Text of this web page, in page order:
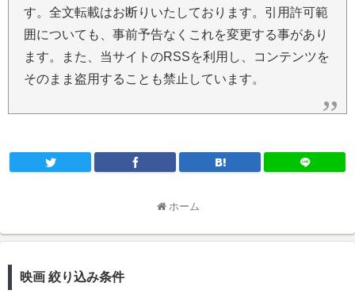
す。全文転載はお断りいたしております。引用許可範
囲についても、事前予告なくこれを変更する事があり
ます。また、当サイトのRSSを利用し、コンテンツを
そのまま盗用することも禁止しています。
ホーム
映画 絞り込み条件